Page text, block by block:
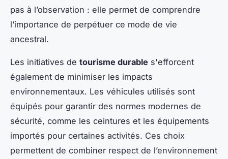
pas à l’observation : elle permet de comprendre
l’importance de perpétuer ce mode de vie
ancestral.
Les initiatives de tourisme durable s'efforcent
également de minimiser les impacts
environnementaux. Les véhicules utilisés sont
équipés pour garantir des normes modernes de
sécurité, comme les ceintures et les équipements
importés pour certaines activités. Ces choix
permettent de combiner respect de l’environnement